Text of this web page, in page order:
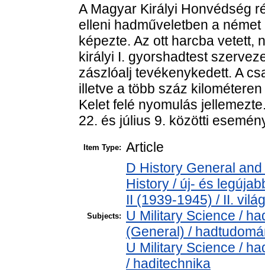
A Magyar Királyi Honvédség
elleni hadműveletben a
képezte. Az ott harcba vetett,
királyi I. gyorshadtest
zászlóalj tevékenykedett. A
illetve a több száz
Kelet felé nyomulás
22. és július 9. közötti
Item Type: Article
Subjects:
D History General
History / új- és
II (1939-1945) / II.
U Military Science /
(General) /
U Military Science /
/ haditechnika